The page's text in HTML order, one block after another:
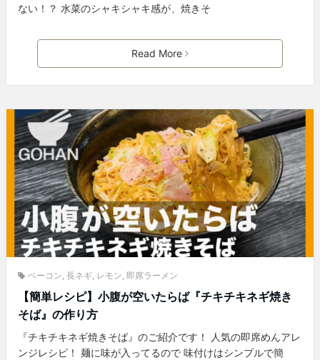
ない！？ 水菜のシャキシャキ感が、焼きそ
Read More
ベーコン, 長ネギ, レモン, 即席ラーメン
【簡単レシピ】小腹が空いたらば『チキチキネギ焼き
そば』の作り方
『チキチキネギ焼きそば』のご紹介です！ 人気の即席めんアレ
ンジレシピ！ 麺に味が入ってるので 味付けはシンプルで簡